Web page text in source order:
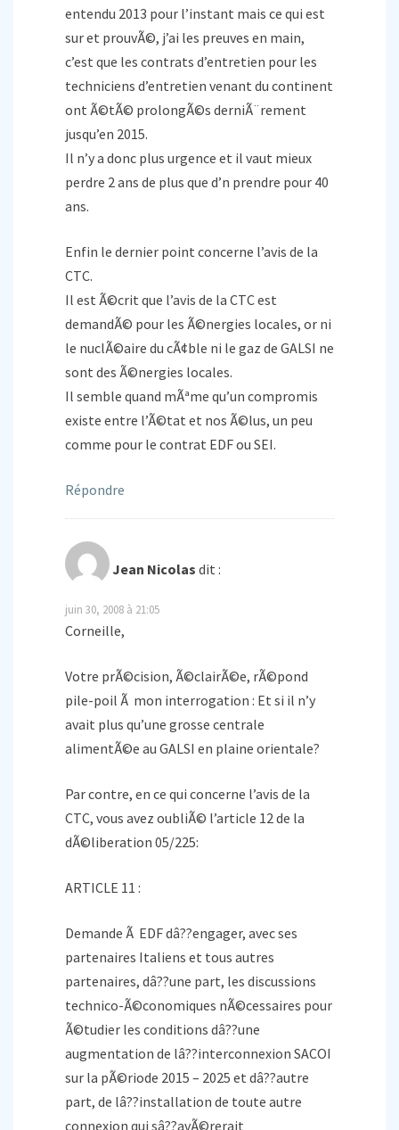
entendu 2013 pour l’instant mais ce qui est
sur et prouvÃ©, j’ai les preuves en main,
c’est que les contrats d’entretien pour les
techniciens d’entretien venant du continent
ont Ã©tÃ© prolongÃ©s derniÃ¨rement
jusqu’en 2015.
Il n’y a donc plus urgence et il vaut mieux
perdre 2 ans de plus que d’n prendre pour 40
ans.
Enfin le dernier point concerne l’avis de la
CTC.
Il est Ã©crit que l’avis de la CTC est
demandÃ© pour les Ã©nergies locales, or ni
le nuclÃ©aire du cÃ¢ble ni le gaz de GALSI ne
sont des Ã©nergies locales.
Il semble quand mÃªme qu’un compromis
existe entre l’Ã©tat et nos Ã©lus, un peu
comme pour le contrat EDF ou SEI.
Répondre
Jean Nicolas dit :
juin 30, 2008 à 21:05
Corneille,
Votre prÃ©cision, Ã©clairÃ©e, rÃ©pond
pile-poil Ã mon interrogation : Et si il n’y
avait plus qu’une grosse centrale
alimentÃ©e au GALSI en plaine orientale?
Par contre, en ce qui concerne l’avis de la
CTC, vous avez oubliÃ© l’article 12 de la
dÃ©liberation 05/225:
ARTICLE 11 :
Demande Ã EDF dâ??engager, avec ses
partenaires Italiens et tous autres
partenaires, dâ??une part, les discussions
technico-Ã©conomiques nÃ©cessaires pour
Ã©tudier les conditions dâ??une
augmentation de lâ??interconnexion SACOI
sur la pÃ©riode 2015 – 2025 et dâ??autre
part, de lâ??installation de toute autre
connexion qui sâ??avÃ©rerait